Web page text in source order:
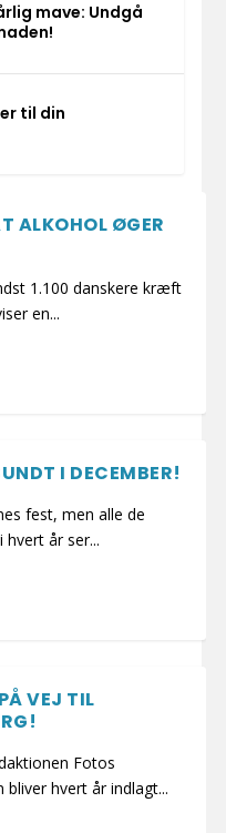
mave: Undgå
til din
ALKOHOL ØGER
1.100 danskere kræft
en...
I DECEMBER!
fest, men alle de
år ser...
VEJ TIL
Fotos
hvert år indlagt...